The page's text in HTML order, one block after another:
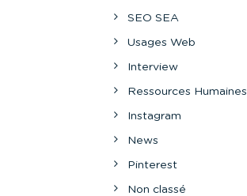
SEO SEA
Usages Web
Interview
Ressources Humaines
Instagram
News
Pinterest
Non classé